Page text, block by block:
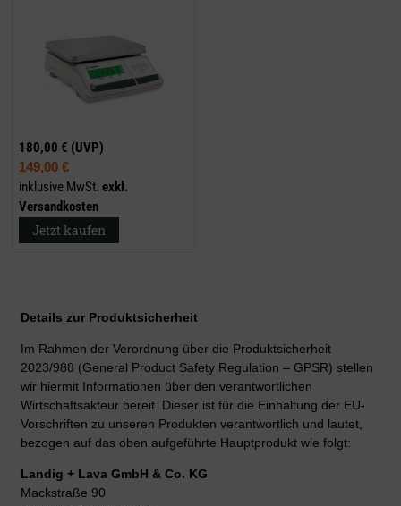
180,00 € (UVP)
149,00 €
inklusive MwSt. exkl.
Versandkosten
Jetzt kaufen
Details zur Produktsicherheit
Im Rahmen der Verordnung über die Produktsicherheit
2023/988 (General Product Safety Regulation – GPSR) stellen
wir hiermit Informationen über den verantwortlichen
Wirtschaftsakteur bereit. Dieser ist für die Einhaltung der EU-
Vorschriften zu unseren Produkten verantwortlich und lautet,
bezogen auf das oben aufgeführte Hauptprodukt wie folgt:
Landig + Lava GmbH & Co. KG
Mackstraße 90